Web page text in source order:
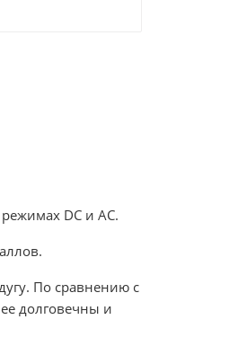
DC и AC.
По сравнению с
долговечны и